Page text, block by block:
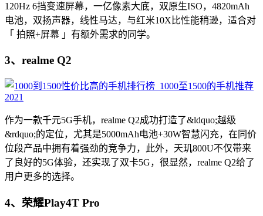
120Hz 6挡变速屏幕，一亿像素大底，双原生ISO，4820mAh
电池，双扬声器，线性马达，与红米10X比性能稍逊，适合对
「 拍照+屏幕 」有额外需求的同学。
3、realme Q2
作为一款千元5G手机，realme Q2成功打造了&ldquo;越级
&rdquo;的定位，尤其是5000mAh电池+30W智慧闪充，在同价
位段产品中拥有着强劲的竞争力，此外，天玑800U不仅带来
了良好的5G体验，还实现了双卡5G，很显然，realme Q2给了
用户更多的选择。
4、荣耀Play4T Pro